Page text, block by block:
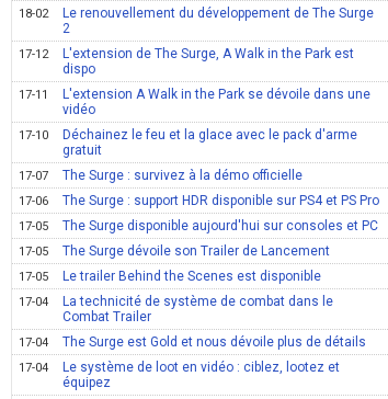
18-02
Le renouvellement du développement de The Surge
2
17-12
L'extension de The Surge, A Walk in the Park est
dispo
17-11
L'extension A Walk in the Park se dévoile dans une
vidéo
17-10
Déchainez le feu et la glace avec le pack d'arme
gratuit
17-07 The Surge : survivez à la démo officielle
17-06 The Surge : support HDR disponible sur PS4 et PS Pro
17-05 The Surge disponible aujourd'hui sur consoles et PC
17-05 The Surge dévoile son Trailer de Lancement
17-05 Le trailer Behind the Scenes est disponible
17-04
La technicité de système de combat dans le
Combat Trailer
17-04 The Surge est Gold et nous dévoile plus de détails
17-04
Le système de loot en vidéo : ciblez, lootez et
équipez